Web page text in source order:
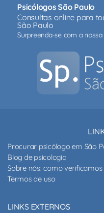
Psicólogos São Paulo
Consultas online para
São Paulo
Surpreenda-se com a
Procurar psicólogo em São
Blog de psicologia
Sobre nós: como verificamos
Termos de uso
LINKS EXTERNOS